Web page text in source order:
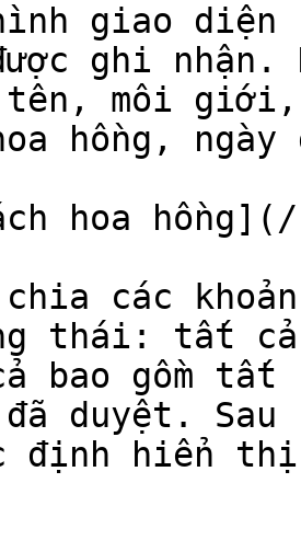
giao diện
ghi nhận.
môi giới,
hồng,
hoa hồng](/
chia các
thái: tất
bao gồm tất
duyệt.
định hiển